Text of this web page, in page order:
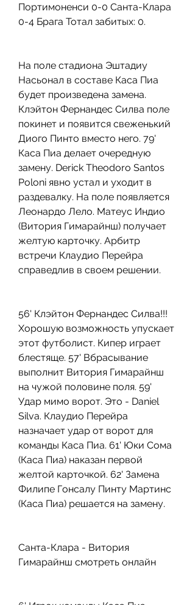
Портимоненси 0-0 Санта-Клара
0-4 Брага Тотал забитых: 0.
На поле стадиона Эштадиу
Насьонал в составе Каса Пиа
будет произведена замена.
Клэйтон Фернандес Силва поле
покинет и появится свеженький
Диого Пинто вместо него. 79'
Каса Пиа делает очередную
замену. Derick Theodoro Santos
Poloni явно устал и уходит в
раздевалку. На поле появляется
Леонардо Лело. Матеус Индио
(Витория Гимарайнш) получает
желтую карточку. Арбитр
встречи Клаудио Перейра
справедлив в своем решении.
56' Клэйтон Фернандес Силва!!!
Хорошую возможность упускает
этот футболист. Кипер играет
блестяще. 57' Вбрасывание
выполнит Витория Гимарайнш
на чужой половине поля. 59'
Удар мимо ворот. Это - Daniel
Silva. Клаудио Перейра
назначает удар от ворот для
команды Каса Пиа. 61' Юки Сома
(Каса Пиа) наказан первой
желтой карточкой. 62' Замена
Филипе Гонсалу Пинту Мартинс
(Каса Пиа) решается на замену.
Санта-Клара - Витория
Гимарайнш смотреть онлайн